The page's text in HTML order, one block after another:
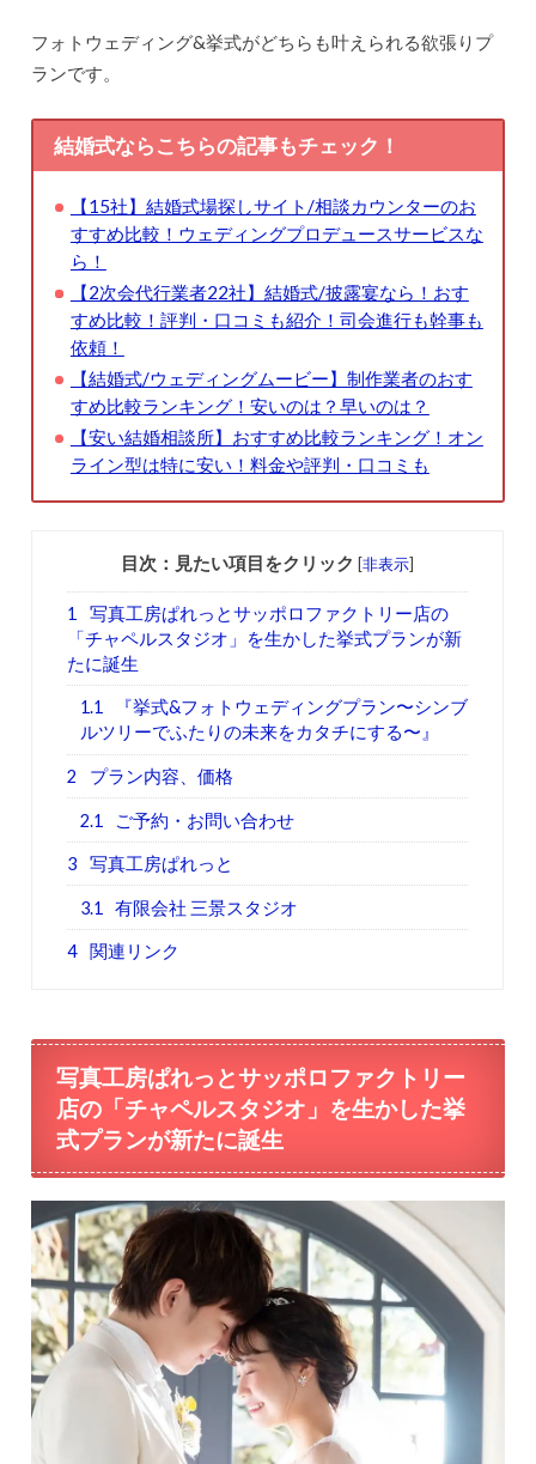
フォトウェディング&挙式がどちらも叶えられる欲張りプ
ランです。
結婚式ならこちらの記事もチェック！
【15社】結婚式場探しサイト/相談カウンターのお
すすめ比較！ウェディングプロデュースサービスな
ら！
【2次会代行業者22社】結婚式/披露宴なら！おす
すめ比較！評判・口コミも紹介！司会進行も幹事も
依頼！
【結婚式/ウェディングムービー】制作業者のおす
すめ比較ランキング！安いのは？早いのは？
【安い結婚相談所】おすすめ比較ランキング！オン
ライン型は特に安い！料金や評判・口コミも
目次：見たい項目をクリック [非表示]
1
写真工房ぱれっとサッポロファクトリー店の
「チャペルスタジオ」を生かした挙式プランが新
たに誕生
1.1
『挙式&フォトウェディングプラン〜シンブ
ルツリーでふたりの未来をカタチにする〜』
2 プラン内容、価格
2.1 ご予約・お問い合わせ
3 写真工房ぱれっと
3.1 有限会社 三景スタジオ
4 関連リンク
写真工房ぱれっとサッポロファクトリー
店の「チャペルスタジオ」を生かした挙
式プランが新たに誕生